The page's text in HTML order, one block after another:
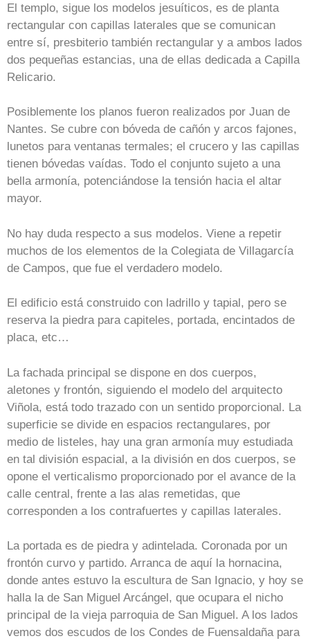
El templo, sigue los modelos jesuíticos, es de planta
rectangular con capillas laterales que se comunican
entre sí, presbiterio también rectangular y a ambos lados
dos pequeñas estancias, una de ellas dedicada a Capilla
Relicario.
Posiblemente los planos fueron realizados por Juan de
Nantes. Se cubre con bóveda de cañón y arcos fajones,
lunetos para ventanas termales; el crucero y las capillas
tienen bóvedas vaídas. Todo el conjunto sujeto a una
bella armonía, potenciándose la tensión hacia el altar
mayor.
No hay duda respecto a sus modelos. Viene a repetir
muchos de los elementos de la Colegiata de Villagarcía
de Campos, que fue el verdadero modelo.
El edificio está construido con ladrillo y tapial, pero se
reserva la piedra para capiteles, portada, encintados de
placa, etc…
La fachada principal se dispone en dos cuerpos,
aletones y frontón, siguiendo el modelo del arquitecto
Viñola, está todo trazado con un sentido proporcional. La
superficie se divide en espacios rectangulares, por
medio de listeles, hay una gran armonía muy estudiada
en tal división espacial, a la división en dos cuerpos, se
opone el verticalismo proporcionado por el avance de la
calle central, frente a las alas remetidas, que
corresponden a los contrafuertes y capillas laterales.
La portada es de piedra y adintelada. Coronada por un
frontón curvo y partido. Arranca de aquí la hornacina,
donde antes estuvo la escultura de San Ignacio, y hoy se
halla la de San Miguel Arcángel, que ocupara el nicho
principal de la vieja parroquia de San Miguel. A los lados
vemos dos escudos de los Condes de Fuensaldaña para